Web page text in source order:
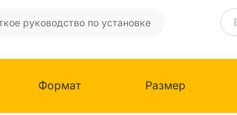
руководство по установке
Формат Размер